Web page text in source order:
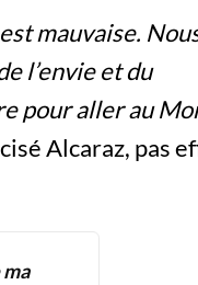
mauvaise.
l’envie et du
pour aller au
Alcaraz, pas